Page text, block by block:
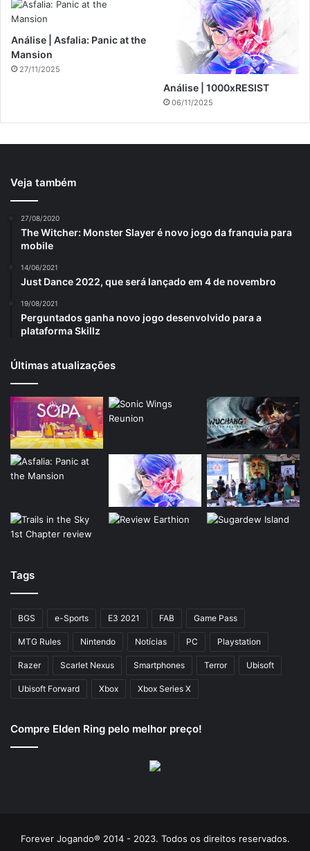
Análise | Asfalia: Panic at the
Mansion
27/11/2025
Análise | 1000xRESIST
06/11/2025
Veja também
27/08/2020
The Witcher: Monster Slayer é novo jogo da franquia para
mobile
14/06/2021
Just Dance 2022, que será lançado em 4 de novembro
19/08/2021
Perguntados ganha novo jogo desenvolvido para a
plataforma Skillz
Últimas atualizações
Tags
BGS e-Sports E3 2021 FAB Game Pass
MTG Rules Nintendo Notícias PC Playstation
Razer Scarlet Nexus Smartphones Terror Ubisoft
Ubisoft Forward Xbox Xbox Series X
Compre Elden Ring pelo melhor preço!
Forever Jogando® 2014 - 2023. Todos os direitos reservados.